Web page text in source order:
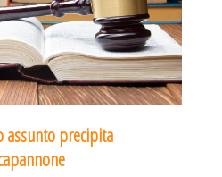
assunto precipita